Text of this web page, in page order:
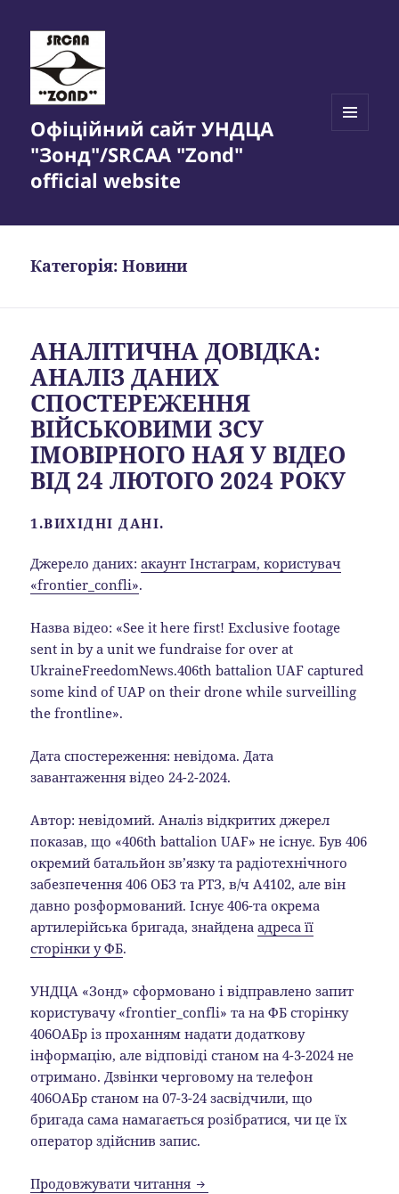
Офіційний сайт УНДЦА
"Зонд"/SRCAA "Zond"
official website
Категорія:Новини
АНАЛІТИЧНА ДОВІДКА:
АНАЛІЗ ДАНИХ
СПОСТЕРЕЖЕННЯ
ВІЙСЬКОВИМИ ЗСУ
ІМОВІРНОГО НАЯ У ВІДЕО
ВІД 24 ЛЮТОГО 2024 РОКУ
1.ВИХІДНІ ДАНІ.
Джерело даних:акаунт Інстаграм, користувач
«frontier_confli».
Назва відео: «See it here first! Exclusive footage
sent in by a unit we fundraise for over at
UkraineFreedomNews.406th battalion UAF captured
some kind of UAP on their drone while surveilling
the frontline».
Дата спостереження: невідома. Дата
завантаження відео 24-2-2024.
Автор: невідомий. Аналіз відкритих джерел
показав, що «406th battalion UAF» не існує. Був 406
окремий батальйон зв’язку та радіотехнічного
забезпечення 406 ОБЗ та РТЗ, в/ч А4102, але він
давно розформований. Існує 406-та окрема
артилерійська бригада, знайденаадреса її
сторінки у ФБ.
УНДЦА «Зонд» сформовано і відправлено запит
користувачу «frontier_confli» та на ФБ сторінку
406ОАБр із проханням надати додаткову
інформацію, але відповіді станом на 4-3-2024 не
отримано. Дзвінки черговому на телефон
406ОАБр станом на 07-3-24 засвідчили, що
бригада сама намагається розібратися, чи це їх
оператор здійснив запис.
Продовжувати читання АНАЛІТИЧНА ДОВІДКА: